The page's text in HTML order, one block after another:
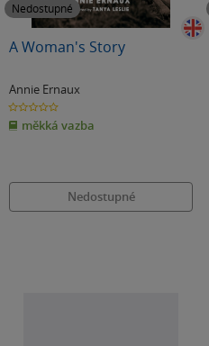
Nedostupné
A Woman's Story
Annie Ernaux
0.0
z
5
hvězdiček
měkká vazba
Nedostupné